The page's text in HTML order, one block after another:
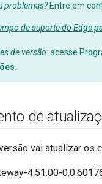
problemas?Entre em
de suporte do Edge
de versão:acesse
de
vai atualizar os
4.51.00-